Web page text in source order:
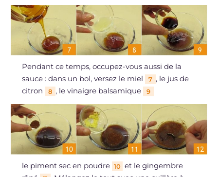
Pendant ce temps, occupez-vous aussi de la
sauce : dans un bol, versez le miel
7 , le jus de
citron
8 , le vinaigre balsamique 9
le piment sec en poudre 10 et le gingembre